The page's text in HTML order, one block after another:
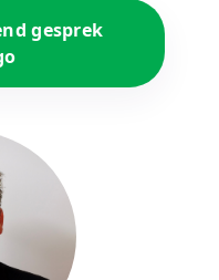
gesprek